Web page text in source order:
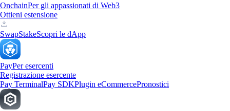
OnchainPer gli appassionati di Web3
Ottieni estensione
SwapStakeScopri le dApp
PayPer esercenti
Registrazione esercente
Pay TerminalPay SDKPlugin eCommercePronostici